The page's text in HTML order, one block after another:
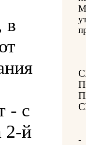
в
- с
2-й
-